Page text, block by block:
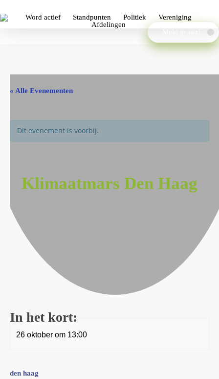
Word actief Standpunten Politiek
Vereniging
Afdelingen
« Alle Evenementen
Dit evenement is voorbij.
Klimaatmars Den Haag
In het kort:
26 oktober om 13:00
den haag